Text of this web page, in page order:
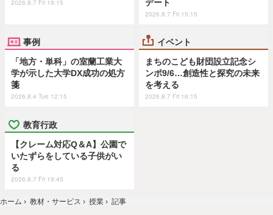
2026.8.7 Fri 19:15
デート
2026.8.7 Fri 15:15
事例
「地方・単科」の室蘭工業大
学が示した大学DX成功の処方
箋
2026.8.4 Tue 12:15
イベント
まちのこども財団設立記念シ
ンポ9/6…創造性と探究の未来
を考える
2026.8.7 Fri 16:15
教育行政
【クレーム対応Q＆A】公園で
いたずらをしている子供がい
る
2026.8.7 Fri 19:45
ホーム › 教材・サービス › 授業 › 記事